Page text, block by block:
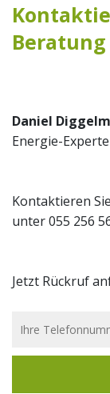
Beratung
Daniel
Energie-Experte
Kontaktieren
unter 055 256
Jetzt Rückruf